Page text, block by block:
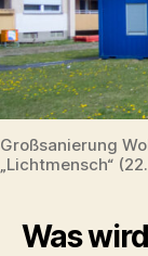
Großsanierung
„Lichtmensch“
Was